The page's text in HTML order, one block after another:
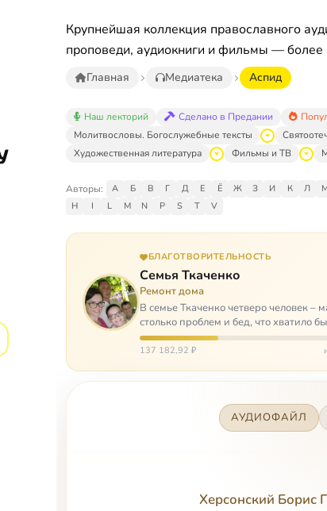
Крупнейшая коллекция православного
проповеди, аудиокниги и фильмы —
Главная Медиатека Аспид
Наш лекторий Сделано в Предании
Молитвословы. Богослужебные тексты
Художественная литература
Фильмы и ТВ
Авторы: А Б В Г Д Е Ё Ж З И К Л
H
I L M N P S T V
БЛАГОТВОРИТЕЛЬНОСТЬ
Семья Ткаченко
Ремонт дома
В семье Ткаченко четверо человек –
столько проблем и бед, что хватило
137 182,92 ₽
АУДИОФАЙЛ
Херсонский Борис